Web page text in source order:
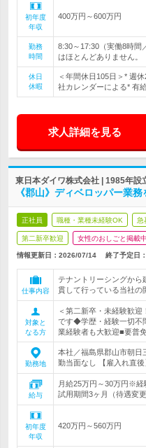
初年度
年収
400万円～600万円
勤務
時間
8:30～17:30（実働8時
はほとんどありません。
休日
休暇
＜年間休日105日＞* 週
社カレンダーによる* 有
求人詳細を見る
東日本ダイワ株式会社 | 1985年
《郡山》ディベロッパー業
正社員 職種・業種未経験OK 急
第二新卒歓迎 女性のおしごと掲載中
情報更新日：2026/07/14 終了予定日：
仕事内容
テナントリーシングから
貫して行っている当社の
対象と
なる方
＜第二新卒・未経験歓
です◆学歴・経験一切不
業経験者も大歓迎■要普免
勤務地
本社／福島県郡山市朝
勤当面なし 【雇入れ直
給与
月給25万円～30万円※
試用期間3ヶ月（待遇変
初年度
年収
420万円～560万円